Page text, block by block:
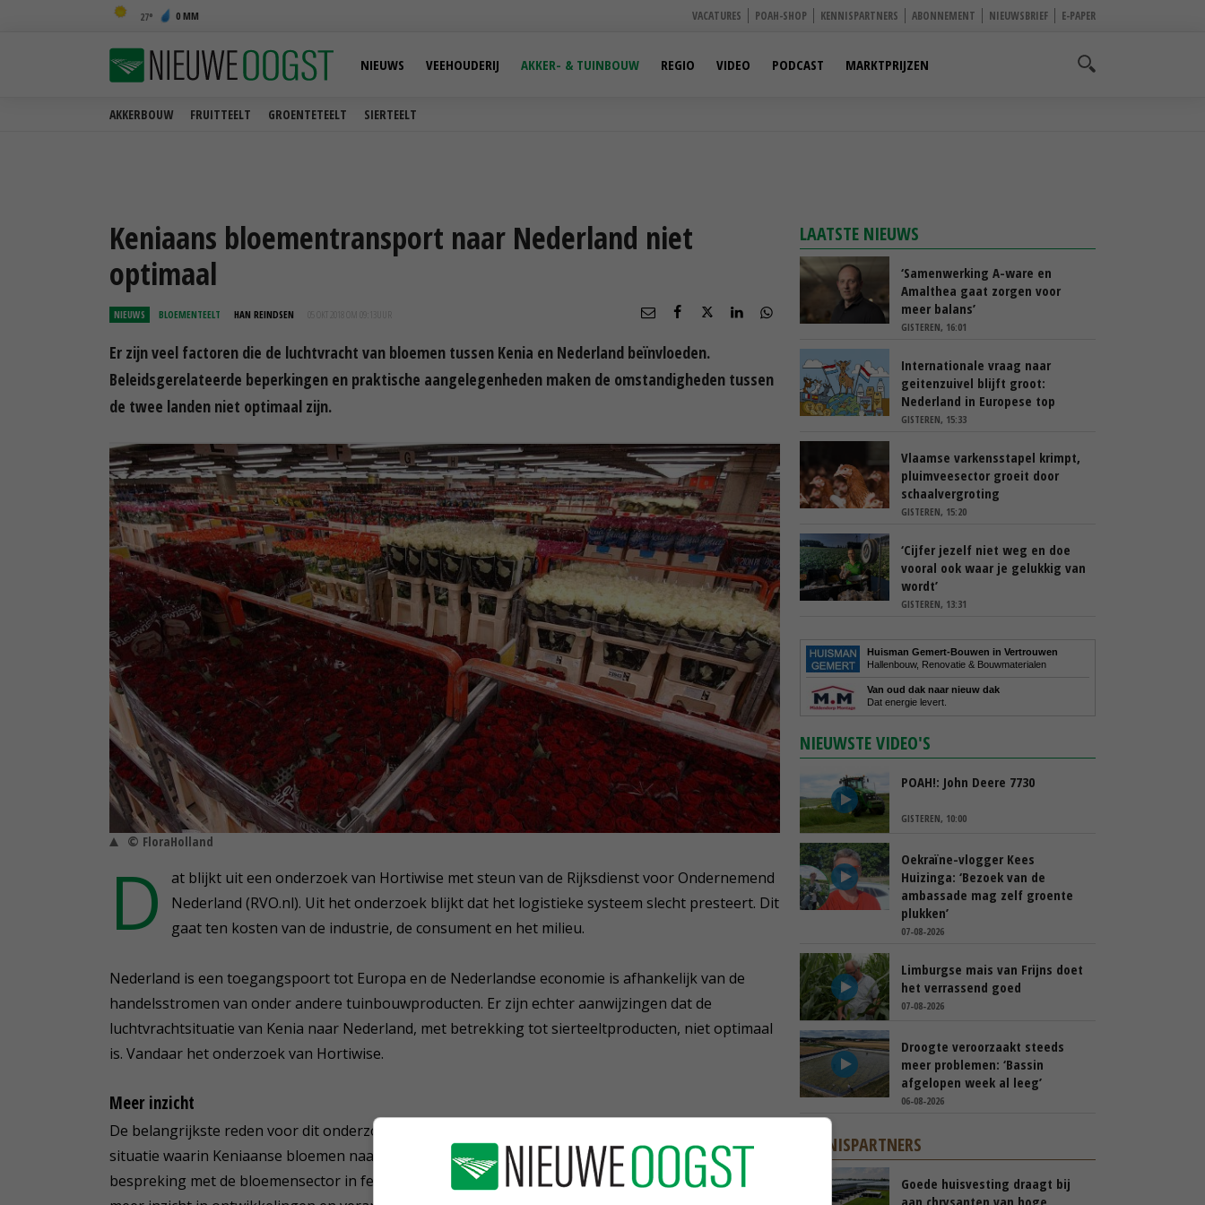
27 0 MM VACATURES POAH-SHOP KENNISPARTNERS ABONNEMENT NIEUWSBRIEF E-PAPER
AKKERBOUW FRUITTEELT GROENTETEELT SIERTEELT
NIEUWS VEEHOUDERIJ AKKER- & TUINBOUW REGIO VIDEO PODCAST MARKTPRIJZEN
Keniaans bloementransport naar Nederland niet
optimaal
NIEUWS BLOEMENTEELT HAN REINDSEN 05 OKT 2018 OM 09:13
Er zijn veel factoren die de luchtvracht van bloemen tussen Kenia en Nederland beïnvloeden.
Beleidsgerelateerde beperkingen en praktische aangelegenheden maken de omstandigheden tussen
de twee landen niet optimaal zijn.
© FloraHolland
D
at blijkt uit een onderzoek van Hortiwise met steun van de Rijksdienst voor Ondernemend
Nederland (RVO.nl). Uit het onderzoek blijkt dat het logistieke systeem slecht presteert. Dit
gaat ten kosten van de industrie, de consument en het milieu.
Nederland is een toegangspoort tot Europa en de Nederlandse economie is afhankelijk van de
handelsstromen van onder andere tuinbouwproducten. Er zijn echter aanwijzingen dat de
luchtvrachtsituatie van Kenia naar Nederland, met betrekking tot sierteeltproducten, niet optimaal
is. Vandaar het onderzoek van Hortiwise.
Meer inzicht
De belangrijkste reden voor dit onderzoek was om de markt inzichten te geven in de huidige
situatie waarin Keniaanse bloemen naar Nederland worden getransporteerd. Vooral na een
bespreking met de bloemensector in februari 2018 werd geconcludeerd dat er behoefte is aan
LAATSTE NIEUWS
‘Samenwerking A-ware en
Amalthea gaat zorgen voor
meer balans’
GISTEREN, 16:01
Internationale vraag naar
geitenzuivel blijft groot:
Nederland in Europese top
GISTEREN, 15:33
Vlaamse varkensstapel krimpt,
pluimveesector groeit door
schaalvergroting
GISTEREN, 15:20
‘Cijfer jezelf niet weg en doe
vooral ook waar je gelukkig van
wordt’
GISTEREN, 13:31
Huisman Gemert-Bouwen in Vertrouwen
Hallenbouw, Renovatie & Bouwmaterialen
Van oud dak naar nieuw dak
Dat energie levert.
NIEUWSTE VIDEO'S
POAH!: John Deere 7730
GISTEREN, 10:00
Oekraïne-vlogger Kees
Huizinga: ‘Bezoek van de
ambassade mag zelf groente
plukken’
07-08-2026
Limburgse mais van Frijns doet
het verrassend goed
07-08-2026
Droogte veroorzaakt steeds
meer problemen: ‘Bassin
afgelopen week al leeg’
06-08-2026
KENNISPARTNERS
Goede huisvesting draagt bij
aan chrysanten van hoge